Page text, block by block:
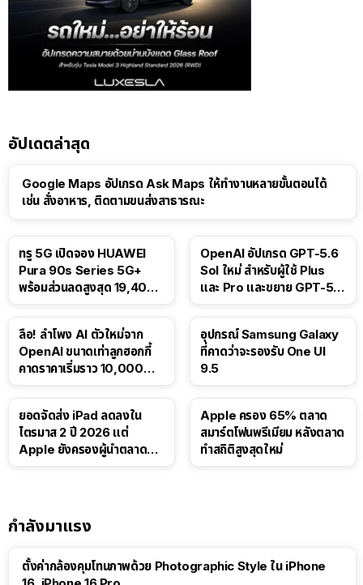
อัปเดตล่าสุด
Google Maps อัปเกรด Ask Maps ให้ทำงานหลายขั้นตอนได้
เช่น สั่งอาหาร, ติดตามขนส่งสาธารณะ
ทรู 5G เปิดจอง HUAWEI
Pura 90s Series 5G+
พร้อมส่วนลดสูงสุด 19,400
OpenAI อัปเกรด GPT-5.6
Sol ใหม่ สำหรับผู้ใช้ Plus
และ Pro และขยาย GPT-5.6
ลือ! ลำโพง AI ตัวใหม่จาก
OpenAI ขนาดเท่าลูกฮอกกี้
คาดราคาเริ่มราว 10,000
อุปกรณ์ Samsung Galaxy
ที่คาดว่าจะรองรับ One UI
9.5
ยอดจัดส่ง iPad ลดลงใน
ไตรมาส 2 ปี 2026 แต่
Apple ยังครองผู้นำตลาด
Apple ครอง 65% ตลาด
สมาร์ตโฟนพรีเมียม หลังตลาด
ทำสถิติสูงสุดใหม่
กำลังมาแรง
ตั้งค่ากล้องคุมโทนภาพด้วย Photographic Style ใน iPhone